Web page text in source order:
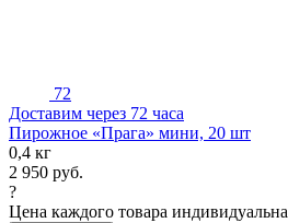
72
Доставим через 72 часа
Пирожное «Прага» мини, 20 шт
0,4 кг
2 950 руб.
?
Цена каждого товара индивидуальна